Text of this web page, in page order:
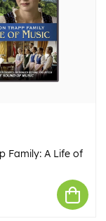
Family: A Life of